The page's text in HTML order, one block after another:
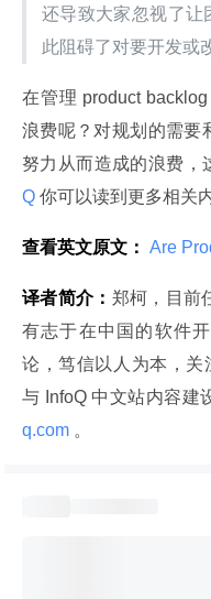
还导致大家忽视了让
此阻碍了对要开发或
在管理 product
浪费呢？对规划的需要
努力从而造成的浪费，
Q 你可以读到更多相关
查看英文原文： Are
译者简介： 郑柯，目前
有志于在中国的软件
论，笃信以人为本，关
与 InfoQ 中文站内容建
q.com 。